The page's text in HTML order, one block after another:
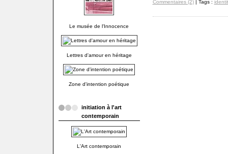
Le musée de l'Innocence
Lettres d'amour en héritage
Zone d'intention poétique
initiation à l'art
contemporain
L'Art contemporain
Commentaires (2)| Tags :